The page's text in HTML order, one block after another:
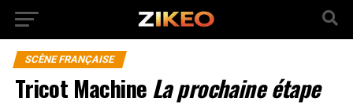
SCÈNE FRANÇAISE
Tricot Machine La prochaine étape